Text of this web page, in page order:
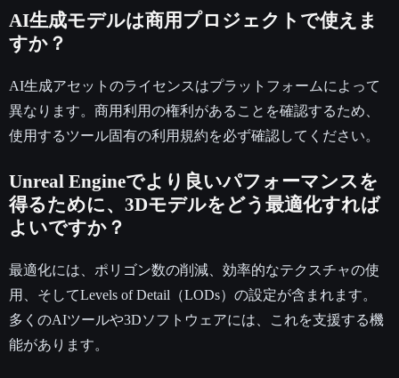
AI生成モデルは商用プロジェクトで使えま
すか？
AI生成アセットのライセンスはプラットフォームによって
異なります。商用利用の権利があることを確認するため、
使用するツール固有の利用規約を必ず確認してください。
Unreal Engineでより良いパフォーマンスを
得るために、3Dモデルをどう最適化すれば
よいですか？
最適化には、ポリゴン数の削減、効率的なテクスチャの使
用、そしてLevels of Detail（LODs）の設定が含まれます。
多くのAIツールや3Dソフトウェアには、これを支援する機
能があります。